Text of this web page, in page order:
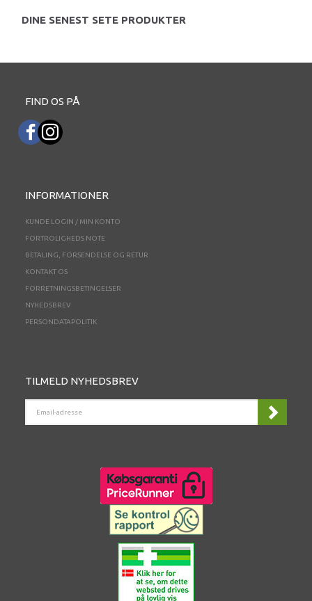
DINE SENEST SETE PRODUKTER
FIND OS PÅ
INFORMATIONER
KUNDE LOGIN / MIN KONTO
FORTROLIGHEDS NOTE
BETALING, FORSENDELSE OG RETUR
KONTAKT OS
FORRETNINGSBETINGELSER
NYHEDSBREV
PERSONDATAPOLITIK
TILMELD NYHEDSBREV
ADRESSE